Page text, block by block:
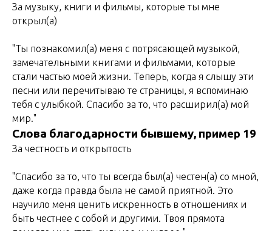
За музыку, книги и фильмы, которые ты мне
открыл(а)
"Ты познакомил(а) меня с потрясающей музыкой,
замечательными книгами и фильмами, которые
стали частью моей жизни. Теперь, когда я слышу эти
песни или перечитываю те страницы, я вспоминаю
тебя с улыбкой. Спасибо за то, что расширил(а) мой
мир."
Слова благодарности бывшему, пример 19
За честность и открытость
"Спасибо за то, что ты всегда был(а) честен(а) со мной,
даже когда правда была не самой приятной. Это
научило меня ценить искренность в отношениях и
быть честнее с собой и другими. Твоя прямота